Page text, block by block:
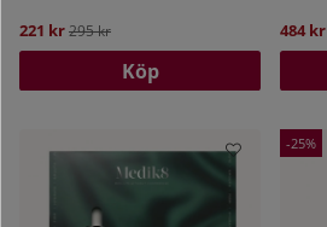
221 krOrdinarie pris:
295 kr
Köp
484 kr
25